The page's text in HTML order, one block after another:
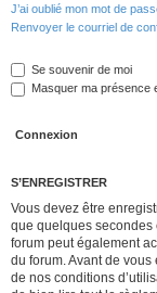
J’ai oublié mon mot de
Renvoyer le courriel de
Se souvenir de moi
Masquer ma présence
S’ENREGISTRER
Vous devez être
que quelques secondes
forum peut également
du forum. Avant de
de nos conditions